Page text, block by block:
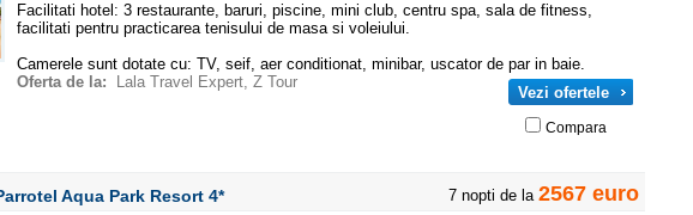
Facilitati hotel: 3 restaurante, baruri, piscine, mini club, centru spa, sala de fitness,
facilitati pentru practicarea tenisului de masa si voleiului.
Camerele sunt dotate cu: TV, seif, aer conditionat, minibar, uscator de par in baie.
Vezi ofertele
Compara
Oferta de la: Lala Travel Expert, Z Tour
Aqua Park Resort 4* 7 nopti de la 2567 euro